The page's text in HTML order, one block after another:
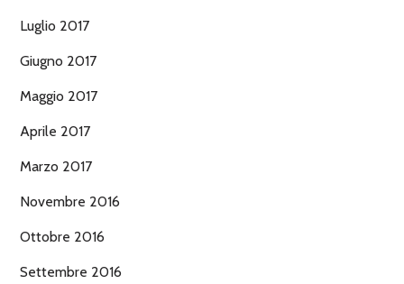
Luglio 2017
Giugno 2017
Maggio 2017
Aprile 2017
Marzo 2017
Novembre 2016
Ottobre 2016
Settembre 2016